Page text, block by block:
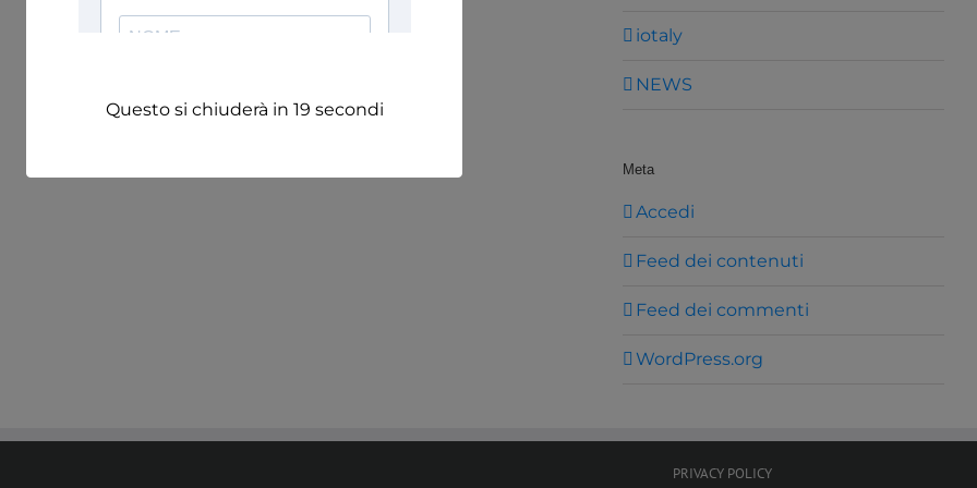
iotaly
NEWS
Meta
Accedi
Feed dei contenuti
Feed dei commenti
WordPress.org
PRIVACY POLICY
Questo si chiuderà in 18 secondi